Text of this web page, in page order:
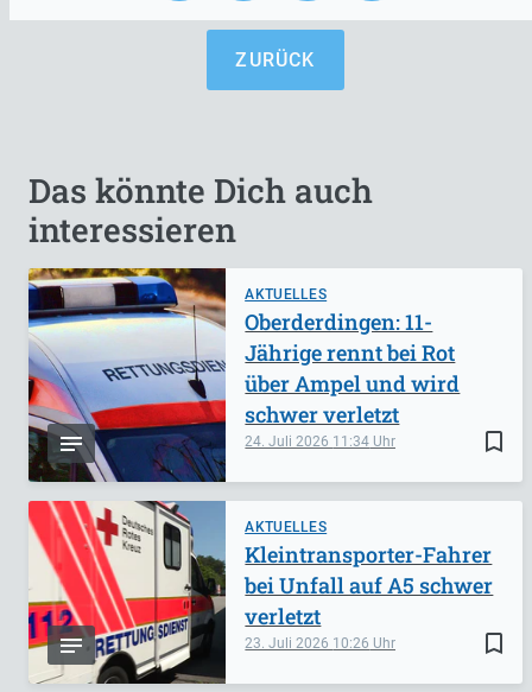
ZURÜCK
Das könnte Dich auch
interessieren
AKTUELLES
bookmark_border
24. Juli 2026 11:34
Oberderdingen: 11-
Jährige rennt bei Rot
über Ampel und wird
schwer verletzt
AKTUELLES
bookmark_border
23. Juli 2026 10:26
Kleintransporter-Fahrer
bei Unfall auf A5 schwer
verletzt